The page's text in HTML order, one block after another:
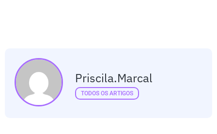
Priscila.marcal
TODOS OS ARTIGOS